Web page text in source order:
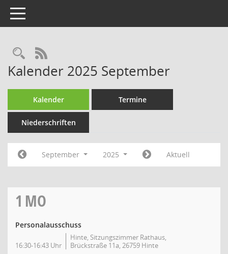
Toggle navigation
Rechercheauswahl
RSS-Feed
Kalender 2025 September
Kalender Termine
Niederschriften
September 2025 Aktuell
1 MO
Personalausschuss
16:30-16:43 Uhr
Hinte, Sitzungszimmer Rathaus,
Brückstraße 11a, 26759 Hinte